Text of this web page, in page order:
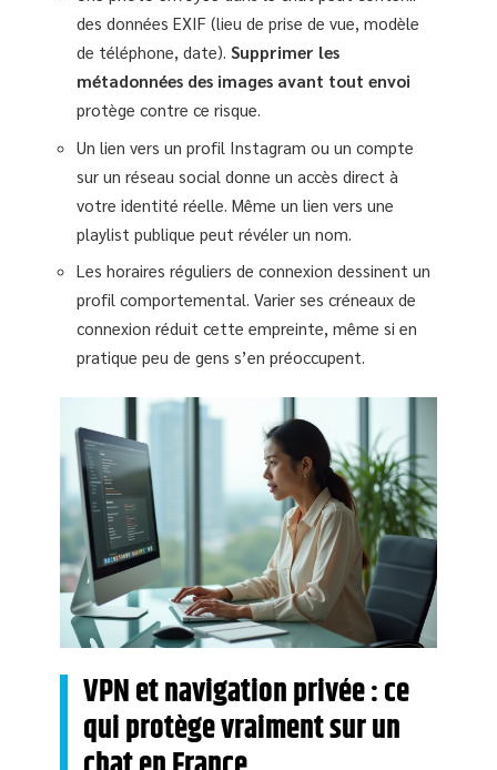
des données EXIF (lieu de prise de vue, modèle
de téléphone, date). Supprimer les
métadonnées des images avant tout envoi
protège contre ce risque.
Un lien vers un profil Instagram ou un compte
sur un réseau social donne un accès direct à
votre identité réelle. Même un lien vers une
playlist publique peut révéler un nom.
Les horaires réguliers de connexion dessinent un
profil comportemental. Varier ses créneaux de
connexion réduit cette empreinte, même si en
pratique peu de gens s’en préoccupent.
VPN et navigation privée : ce
qui protège vraiment sur un